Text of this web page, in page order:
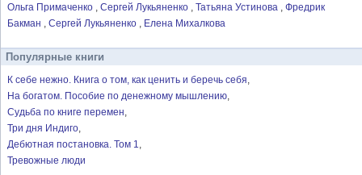
Ольга Примаченко Сергей Лукьяненко Татьяна Устинова
Фредрик
Бакман
Сергей Лукьяненко Елена Михалкова
Популярные книги
К себе нежно. Книга о том, как ценить и беречь себя
На богатом. Пособие по денежному мышлению
Судьба по книге перемен
Три дня Индиго
Дебютная постановка. Том 1
Тревожные люди